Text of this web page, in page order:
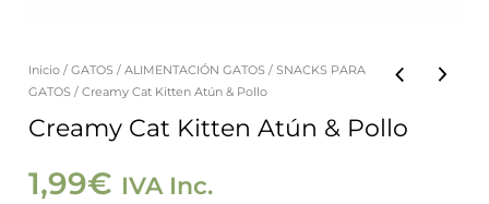
Inicio /GATOS /ALIMENTACIÓN GATOS /SNACKS PARA
GATOS / Creamy Cat Kitten Atún & Pollo
Creamy Cat Kitten Atún & Pollo
1,99€ IVA Inc.